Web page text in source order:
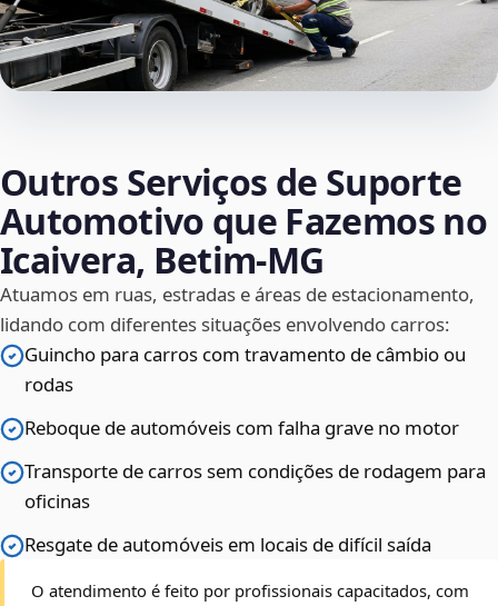
Outros Serviços de Suporte
Automotivo que Fazemos no
Icaivera, Betim‑MG
Atuamos em ruas, estradas e áreas de estacionamento,
lidando com diferentes situações envolvendo carros:
Guincho para carros com travamento de câmbio ou
rodas
Reboque de automóveis com falha grave no motor
Transporte de carros sem condições de rodagem para
oficinas
Resgate de automóveis em locais de difícil saída
O atendimento é feito por profissionais capacitados, com